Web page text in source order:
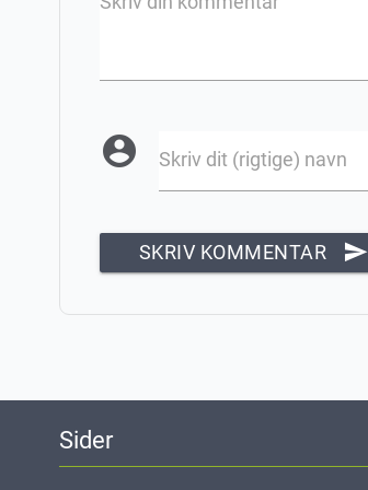
account_circle Skriv dit (rigtige) navn
SKRIV KOMMENTAR send
Sider